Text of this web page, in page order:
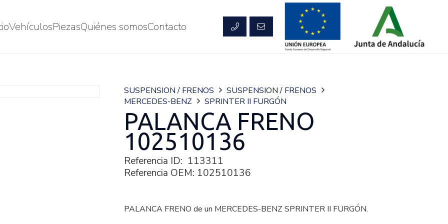
VehículosPiezasQuiénes somosContacto
SUSPENSION / FRENOS
SUSPENSION / FRENOS
MERCEDES-BENZ
SPRINTER II FURGÓN
PALANCA FRENO
102510136
Referencia ID: 113311
Referencia OEM: 102510136
PALANCA FRENO de un MERCEDES-BENZ SPRINTER II FURGÓN.